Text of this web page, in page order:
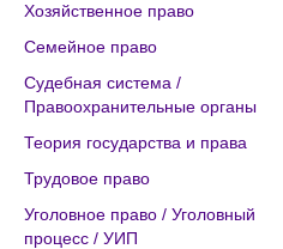
Хозяйственное право
Семейное право
Судебная система /
Правоохранительные органы
Теория государства и права
Трудовое право
Уголовное право / Уголовный
процесс / УИП